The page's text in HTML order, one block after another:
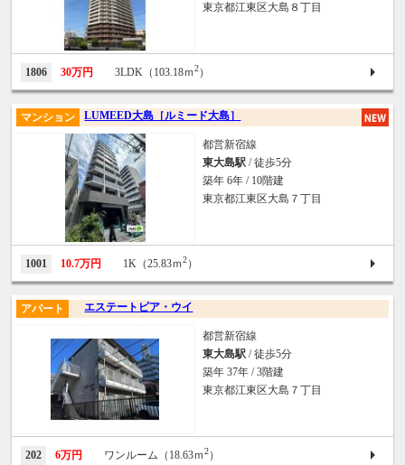
東京都江東区大島８丁目
1806 30万円 3LDK（103.18ｍ2）
LUMEED大島［ルミード大島］
マンション
都営新宿線
東大島駅 / 徒歩5分
築年 6年 / 10階建
東京都江東区大島７丁目
1001 10.7万円 1K（25.83ｍ2）
エステートピア・ウイ
アパート
都営新宿線
東大島駅 / 徒歩5分
築年 37年 / 3階建
東京都江東区大島７丁目
202 6万円 ワンルーム（18.63ｍ2）